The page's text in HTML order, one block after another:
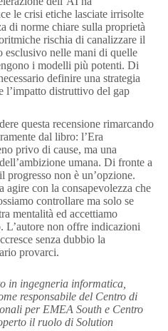
le crisi etiche lasciate irrisolte
di norme chiare sulla proprietà
rischia di canalizzare il
nelle mani di quelle
i modelli più potenti. Di
definire una strategia
l’impatto distruttivo del gap
questa recensione rimarcando
dal libro: l’Era
privo di cause, ma una
umana. Di fronte a
progresso non è un’opzione.
agire con la consapevolezza che
controllare ma solo se
mentalità ed accettiamo
L’autore non offre indicazioni
senza dubbio la
provarci.
in ingegneria informatica,
responsabile del Centro di
per EMEA South e Centro
il ruolo di Solution